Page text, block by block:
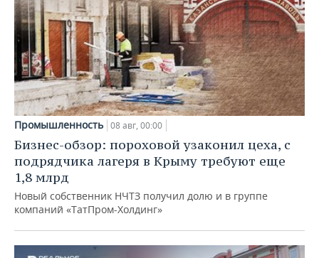
Промышленность 08 авг, 00:00
Бизнес-обзор: пороховой узаконил цеха, с
подрядчика лагеря в Крыму требуют еще
1,8 млрд
Новый собственник НЧТЗ получил долю и в группе
компаний «ТатПром-Холдинг»